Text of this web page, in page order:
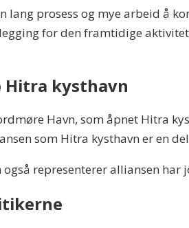
lang prosess og mye arbeid å
for den framtidige
Hitra kysthavn
Havn, som åpnet Hitra
som Hitra kysthavn er en
også representerer alliansen